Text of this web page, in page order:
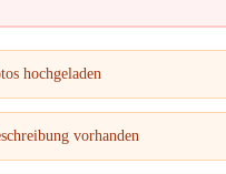
hochgeladen
vorhanden